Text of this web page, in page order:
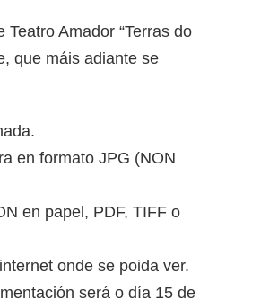
Amador “Terras do
que máis adiante se
en formato JPG (NON
en papel, PDF, TIFF o
onde se poida ver.
será o día 15 de